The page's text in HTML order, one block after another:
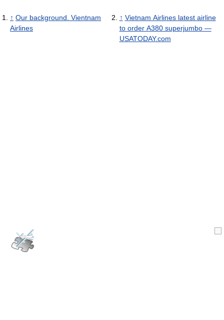
↑ Our background. Vientnam
Airlines
↑ Vietnam Airlines latest airline
to order A380 superjumbo —
USATODAY.com